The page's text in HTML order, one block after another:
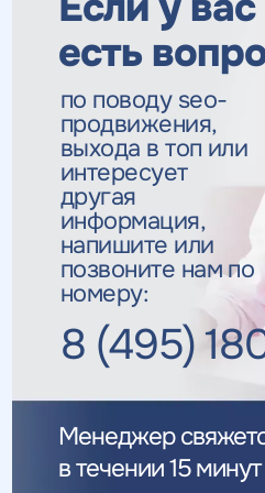
есть
по поводу seo-
продвижения,
выхода в топ или
интересует
другая
информация,
напишите или
позвоните нам по
номеру:
8 (495)
Менеджер
в течении 15 минут
Получить
предложение
Нажимая на кнопку,
предложение" вы даете
на обработку
данныхи соглашаетесь c
политикой
Получить
предложениепо
Нажимая на кнопку,
предложение" вы даете
на обработку
данныхи соглашаетесь c
политикой